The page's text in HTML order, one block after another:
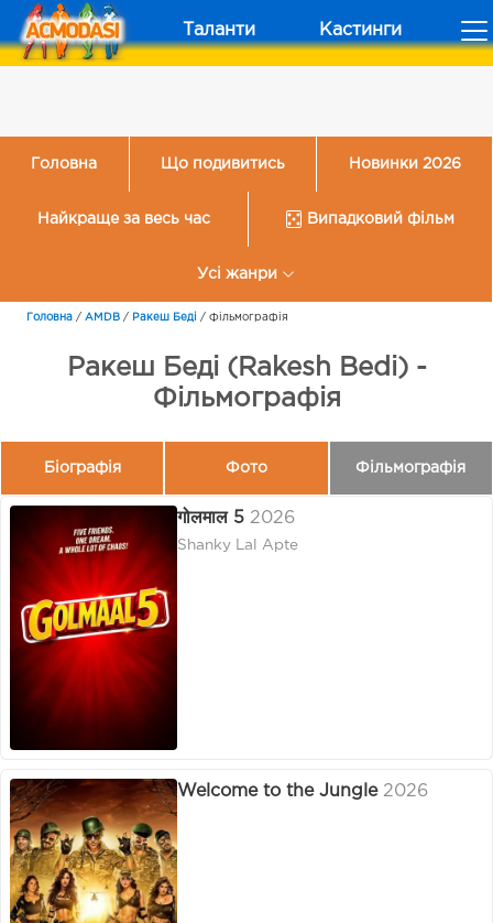
Таланти Кастинги
Головна Що подивитись Новинки 2026
Найкраще за весь час Випадковий фільм
Усі жанри
Головна / AMDB / Ракеш Беді / Фільмографія
Ракеш Беді (Rakesh Bedi) -
Фільмографія
Біографія Фото Фільмографія
गोलमाल 5 2026
Shanky Lal Apte
Welcome to the Jungle 2026